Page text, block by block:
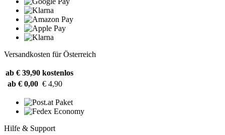
Versandkosten für Österreich
ab € 39,90 kostenlos
ab € 0,00 € 4,90
Hilfe & Support